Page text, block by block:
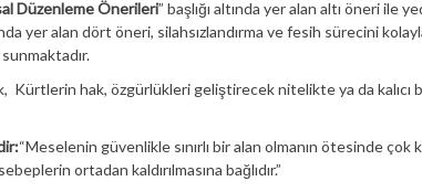
Düzenleme Önerileri” başlığı altında yer alan altı öneri ile
yer alan dört öneri, silahsızlandırma ve fesih sürecini
hak, özgürlükleri geliştirecek nitelikte ya da kalıcı
“Meselenin güvenlikle sınırlı bir alan olmanın ötesinde çok
ortadan kaldırılmasına bağlıdır.”